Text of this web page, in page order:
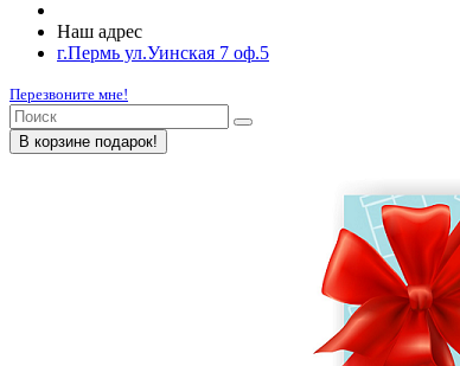
Наш адрес
г.Пермь ул.Уинская 7 оф.5
Перезвоните мне!
В корзине подарок!